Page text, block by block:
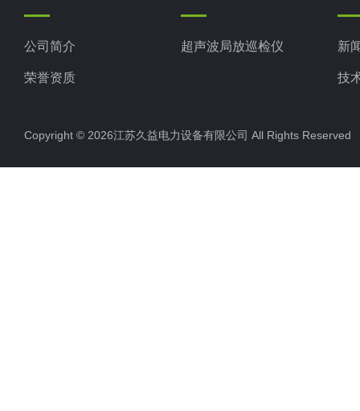
公司简介
荣誉资质
超声波局放巡检仪 新
技
Copyright © 2026江苏久益电力设备有限公司 All Rights